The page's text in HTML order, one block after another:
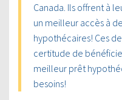
Canada. Ils offrent à
un meilleur accès à
hypothécaires! Ces
certitude de
meilleur prêt
besoins!